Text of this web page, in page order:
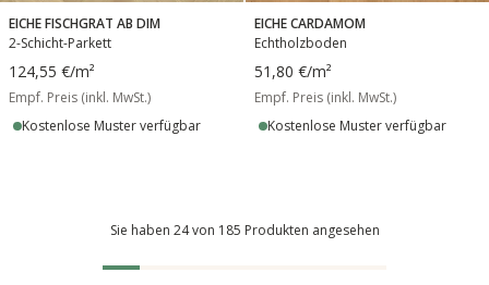
EICHE FISCHGRAT AB DIM
2-Schicht-Parkett
124,55 €/m²
Empf. Preis (inkl. MwSt.)
Kostenlose Muster verfügbar
EICHE CARDAMOM
Echtholzboden
51,80 €/m²
Empf. Preis (inkl. MwSt.)
Kostenlose Muster verfügbar
Sie haben 24 von 185 Produkten angesehen